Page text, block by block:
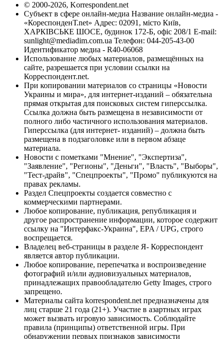
© 2000-2026, Korrespondent.net
Субъект в сфере онлайн-медиа Название онлайн-медиа -
«КореспонденТ.net» Адрес: 02091, місто Київ,
ХАРКІВСЬКЕ ШОСЕ, будинок 172-Б, офіс 208/1 E-mail:
sunlight@mediadim.com.ua Телефон: 044-205-43-00
Идентификатор медиа - R40-06068
Использование любых материалов, размещённых на
сайте, разрешается при условии ссылки на
Корреспондент.net.
При копировании материалов со страницы «Новости
Украины и мира», для интернет-изданий – обязательна
прямая открытая для поисковых систем гиперссылка.
Ссылка должна быть размещена в независимости от
полного либо частичного использования материалов.
Гиперссылка (для интернет- изданий) – должна быть
размещена в подзаголовке или в первом абзаце
материала.
Новости с пометками "Мнение", "Экспертиза",
"Заявление", "Регионы", "Деньги", "Власть", "Выборы",
"Тест-драйв", "Спецпроекты", "Промо" публикуются на
правах рекламы.
Раздел Спецпроекты создается совместно с
коммерческими партнерами.
Любое копирование, публикация, републикация и
другое распространение информации, которое содержит
ссылку на "Интерфакс-Украина", EPA / UPG, строго
воспрещается.
Владелец веб-страницы в разделе Я- Корреспондент
является автор публикации.
Любое копирование, перепечатка и воспроизведение
фотографий и/или аудиовизуальных материалов,
принадлежащих правообладателю Getty Images, строго
запрещено.
Материалы сайта korrespondent.net предназначены для
лиц старше 21 года (21+). Участие в азартных играх
может вызвать игровую зависимость. Соблюдайте
правила (принципы) ответственной игры. При
обнаружении первых признаков зависимости